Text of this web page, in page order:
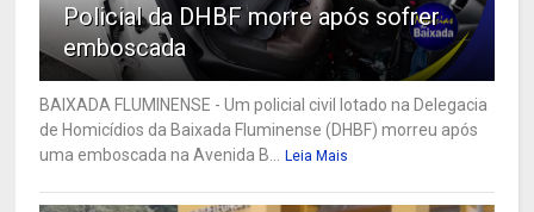
Policial da DHBF morre após sofrer
emboscada
BAIXADA FLUMINENSE - Um policial civil lotado na Delegacia
de Homicídios da Baixada Fluminense (DHBF) morreu após
uma emboscada na Avenida B...
Leia Mais